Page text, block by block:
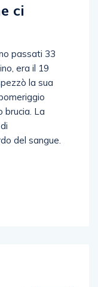
ci
passati 33
era il 19
la sua
brucia. La
del sangue.